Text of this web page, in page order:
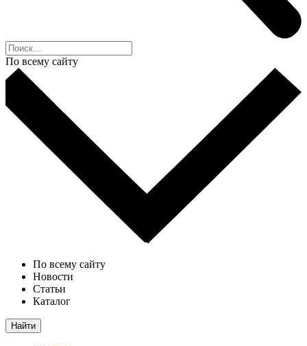
По всему сайту
По всему сайту
Новости
Статьи
Каталог
Найти